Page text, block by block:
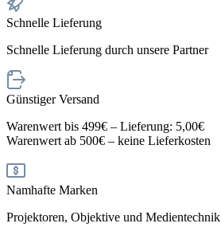
Schnelle Lieferung
Schnelle Lieferung durch unsere Partner
Günstiger Versand
Warenwert bis 499€ – Lieferung: 5,00€
Warenwert ab 500€ – keine Lieferkosten
Namhafte Marken
Projektoren, Objektive und Medientechnik